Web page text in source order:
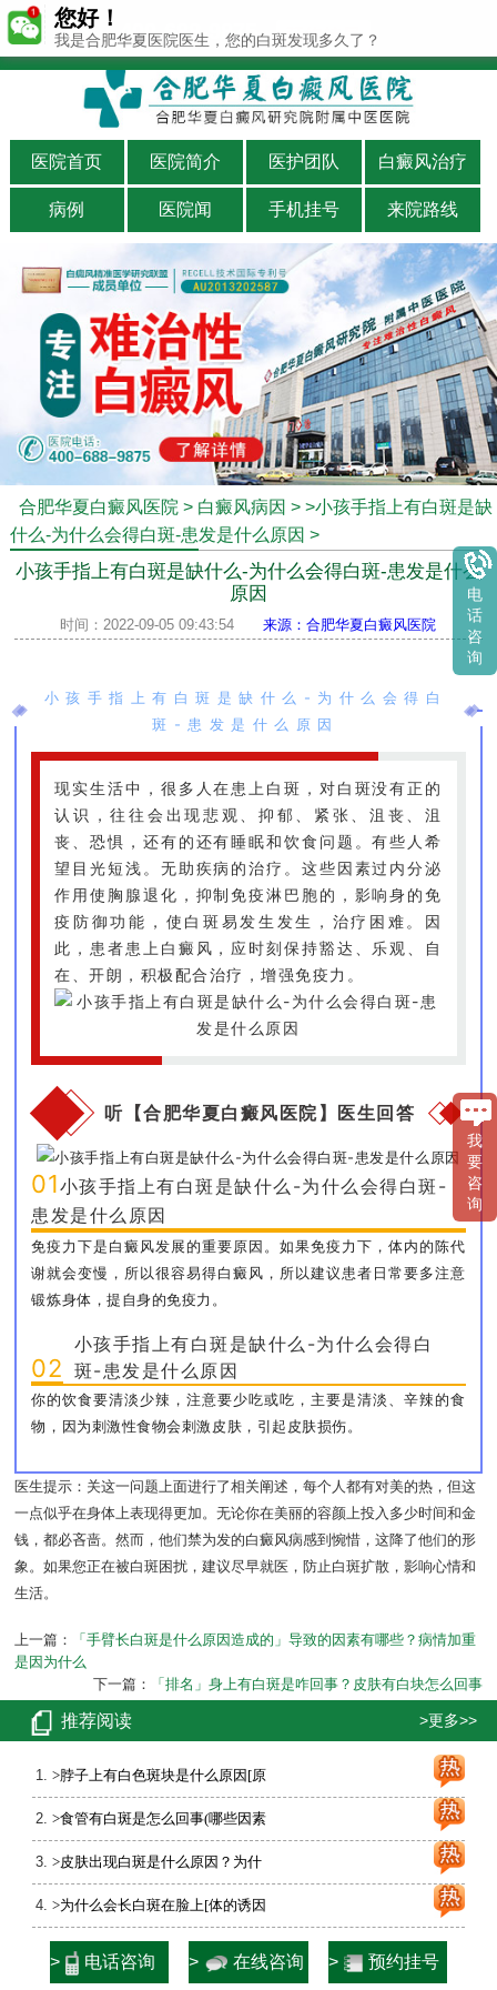
400-688-9875
医院首页 医院简介 医护团队 白癜风治疗
病例 医院闻 手机挂号 来院路线
合肥华夏白癜风医院 > 白癜风病因 > >小孩手指上有白斑是缺
什么-为什么会得白斑-患发是什么原因 >
小孩手指上有白斑是缺什么-为什么会得白斑-患发是什么
原因
时间：2022-09-05 09:43:54来源：合肥华夏白癜风医院
小孩手指上有白斑是缺什么-为什么会得白
斑-患发是什么原因
现实生活中，很多人在患上白斑，对白斑没有正的
认识，往往会出现悲观、抑郁、紧张、沮丧、沮
丧、恐惧，还有的还有睡眠和饮食问题。有些人希
望目光短浅。无助疾病的治疗。这些因素过内分泌
作用使胸腺退化，抑制免疫淋巴胞的，影响身的免
疫防御功能，使白斑易发生发生，治疗困难。因
此，患者患上白癜风，应时刻保持豁达、乐观、自
在、开朗，积极配合治疗，增强免疫力。
听【合肥华夏白癜风医院】医生回答
01小孩手指上有白斑是缺什么-为什么会得白斑-
患发是什么原因
免疫力下是白癜风发展的重要原因。如果免疫力下，体内的陈代
谢就会变慢，所以很容易得白癜风，所以建议患者日常要多注意
锻炼身体，提自身的免疫力。
02
小孩手指上有白斑是缺什么-为什么会得白
斑-患发是什么原因
你的饮食要清淡少辣，注意要少吃或吃，主要是清淡、辛辣的食
物，因为刺激性食物会刺激皮肤，引起皮肤损伤。
医生提示：关这一问题上面进行了相关阐述，每个人都有对美的热，但这
一点似乎在身体上表现得更加。无论你在美丽的容颜上投入多少时间和金
钱，都必吝啬。然而，他们禁为发的白癜风病感到惋惜，这降了他们的形
象。如果您正在被白斑困扰，建议尽早就医，防止白斑扩散，影响心情和
生活。
上一篇：
「手臂长白斑是什么原因造成的」导致的因素有哪些？病情加重
是因为什么
下一篇：
「排名」身上有白斑是咋回事？皮肤有白块怎么回事
推荐阅读 >更多>>
>脖子上有白色斑块是什么原因[原
>食管有白斑是怎么回事(哪些因素
>皮肤出现白斑是什么原因？为什
>为什么会长白斑在脸上[体的诱因
> 电话咨询 > 在线咨询 > 预约挂号
您好！
我是合肥华夏医院医生，您的白斑发现多久了？
我
要
咨
询
电
话
咨
询